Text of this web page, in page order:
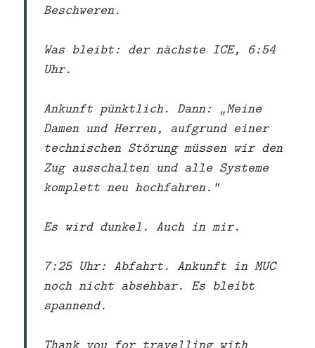
Beschweren.
Was bleibt: der nächste ICE, 6:54
Uhr.
Ankunft pünktlich. Dann: „Meine
Damen und Herren, aufgrund einer
technischen Störung müssen wir den
Zug ausschalten und alle Systeme
komplett neu hochfahren.“
Es wird dunkel. Auch in mir.
7:25 Uhr: Abfahrt. Ankunft in MUC
noch nicht absehbar. Es bleibt
spannend.
Thank you for travelling with